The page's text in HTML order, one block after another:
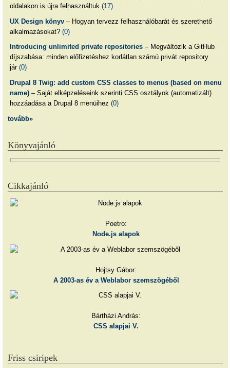
oldalakon is újra felhasználtuk (17)
UX Design könyv– Hogyan tervezz felhasználóbarát és szerethető
alkalmazásokat? (0)
Introducing unlimited private repositories– Megváltozik a GitHub
díjszabása: minden előfizetéshez korlátlan számú privát repository
jár (0)
Drupal 8 Twig: add custom CSS classes to menus (based on menu
name)– Saját elképzeléseink szerinti CSS osztályok (automatizált)
hozzáadása a Drupal 8 menüihez (0)
tovább»
Könyvajánló
Cikkajánló
Poetro:
Node.js alapok
Hojtsy Gábor:
A 2003-as év a Weblabor szemszögéből
Bártházi András:
CSS alapjai V.
Friss csiripek